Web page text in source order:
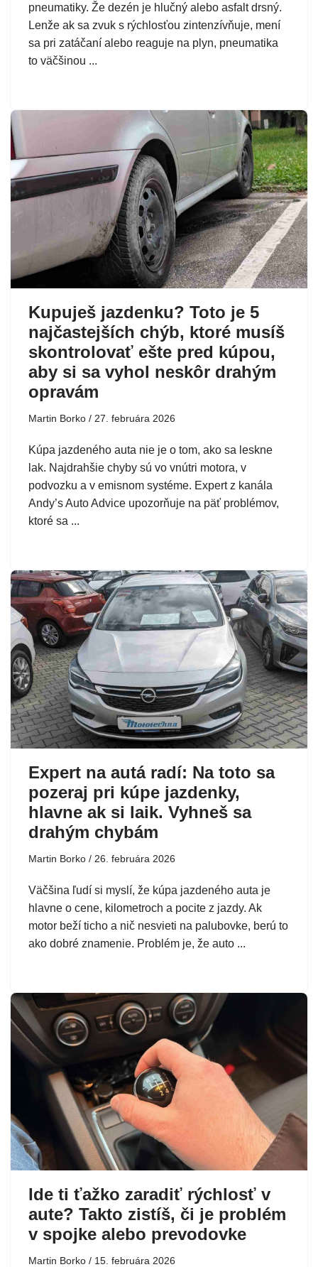
pneumatiky. Že dezén je hlučný alebo asfalt drsný.
Lenže ak sa zvuk s rýchlosťou zintenzívňuje, mení
sa pri zatáčaní alebo reaguje na plyn, pneumatika
to väčšinou ...
Kupuješ jazdenku? Toto je 5
najčastejších chýb, ktoré musíš
skontrolovať ešte pred kúpou,
aby si sa vyhol neskôr drahým
opravám
Martin Borko 27. februára 2026
Kúpa jazdeného auta nie je o tom, ako sa leskne
lak. Najdrahšie chyby sú vo vnútri motora, v
podvozku a v emisnom systéme. Expert z kanála
Andy’s Auto Advice upozorňuje na päť problémov,
ktoré sa ...
Expert na autá radí: Na toto sa
pozeraj pri kúpe jazdenky,
hlavne ak si laik. Vyhneš sa
drahým chybám
Martin Borko 26. februára 2026
Väčšina ľudí si myslí, že kúpa jazdeného auta je
hlavne o cene, kilometroch a pocite z jazdy. Ak
motor beží ticho a nič nesvieti na palubovke, berú to
ako dobré znamenie. Problém je, že auto ...
Ide ti ťažko zaradiť rýchlosť v
aute? Takto zistíš, či je problém
v spojke alebo prevodovke
Martin Borko 15. februára 2026